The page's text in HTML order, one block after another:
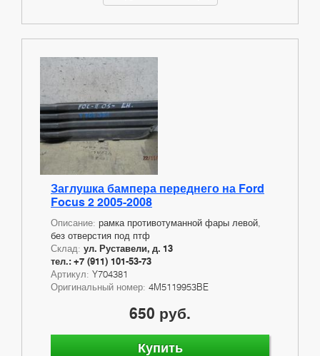
Заглушка бампера переднего на Ford
Focus 2 2005-2008
Описание: рамка противотуманной фары левой,
без отверстия под птф
Склад: ул. Руставели, д. 13
тел.: +7 (911) 101-53-73
Артикул: Y704381
Оригинальный номер: 4M5119953BE
650 руб.
Купить